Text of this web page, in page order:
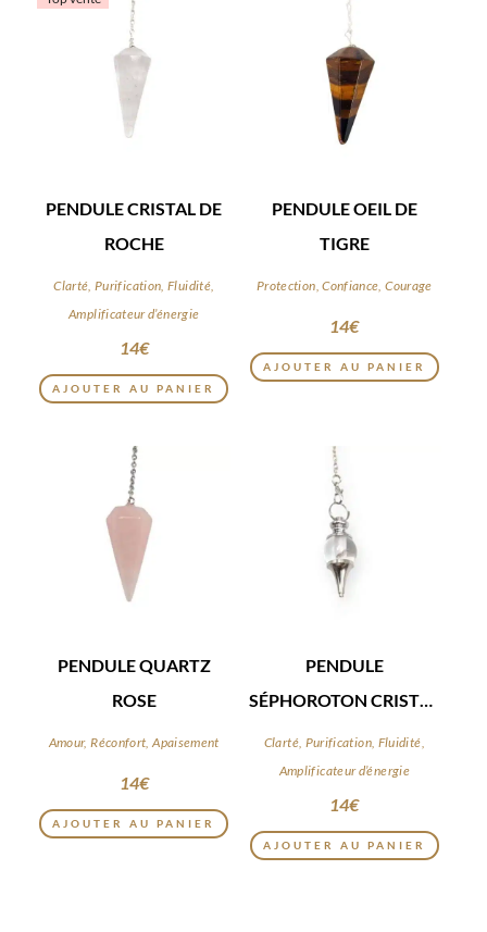
PENDULE CRISTAL DE
ROCHE
Clarté, Purification, Fluidité,
Amplificateur d’énergie
14€
AJOUTER AU PANIER
PENDULE OEIL DE
TIGRE
Protection, Confiance, Courage
14€
AJOUTER AU PANIER
PENDULE QUARTZ
ROSE
Amour, Réconfort, Apaisement
14€
AJOUTER AU PANIER
PENDULE
SÉPHOROTON CRISTAL
DE ROCHE
Clarté, Purification, Fluidité,
Amplificateur d’énergie
14€
AJOUTER AU PANIER